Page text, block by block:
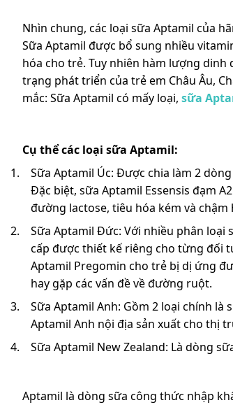
Nhìn chung, các loại sữa Aptamil của
Sữa Aptamil được bổ sung nhiều
hóa cho trẻ. Tuy nhiên hàm lượng
trạng phát triển của trẻ em Châu Âu,
mắc: Sữa Aptamil có mấy loại,sữa
Cụ thể các loại sữa Aptamil:
Sữa Aptamil Úc: Được chia làm 2
Đặc biệt, sữa Aptamil Essensis đạm
đường lactose, tiêu hóa kém và chậm
Sữa Aptamil Đức: Với nhiều phân loại
cấp được thiết kế riêng cho từng đối
Aptamil Pregomin cho trẻ bị dị ứng
hay gặp các vấn đề về đường ruột.
Sữa Aptamil Anh: Gồm 2 loại chính
Aptamil Anh nội địa sản xuất cho thị
Sữa Aptamil New Zealand: Là dòng
Aptamil là dòng sữa công thức nhập